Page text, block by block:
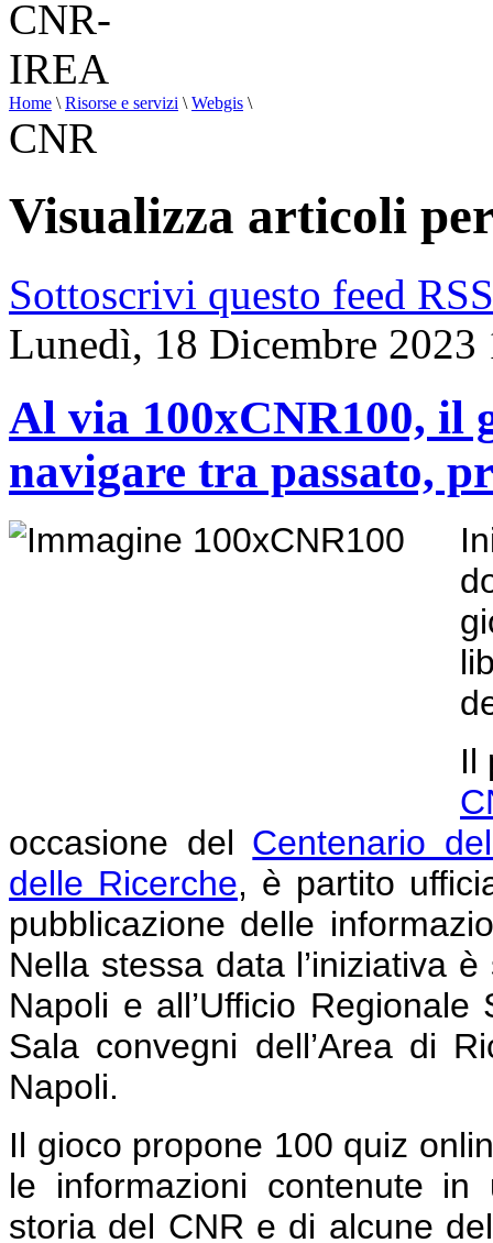
Home \ Risorse e servizi \ Webgis \
CNR
Visualizza articoli
Sottoscrivi questo feed RSS
Lunedì, 18 Dicembre 2023
Al via 100xCNR100, il
navigare tra passato,
Il
occasione del Centenario
delle Ricerche, è partito
pubblicazione delle
Nella stessa data l’iniziativa
Napoli e all’Ufficio
Sala convegni dell’Area di
Napoli.
Il gioco propone 100 quiz
le informazioni contenute
storia del CNR e di alcune